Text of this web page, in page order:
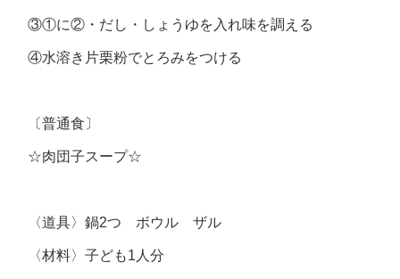
③①に②・だし・しょうゆを入れ味を調える
④水溶き片栗粉でとろみをつける
〔普通食〕
☆肉団子スープ☆
〈道具〉鍋2つ ボウル ザル
〈材料〉子ども1人分